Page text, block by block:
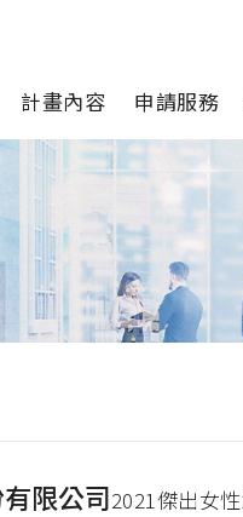
計畫內容 申請服務
限公司2021傑出女